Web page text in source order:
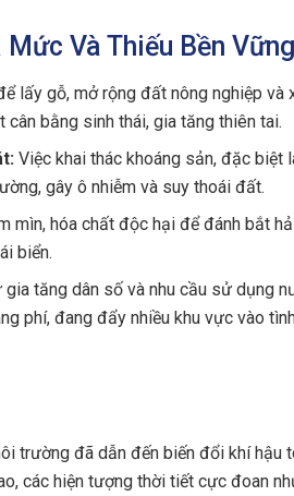
Và Thiếu Bền Vững
lấy gỗ, mở rộng đất nông nghiệp và
cân bằng sinh thái, gia tăng thiên tai.
Việc khai thác khoáng sản, đặc biệt
gây ô nhiễm và suy thoái đất.
mìn, hóa chất độc hại để đánh bắt
biển.
gia tăng dân số và nhu cầu sử dụng
phí, đang đẩy nhiều khu vực vào
trường đã dẫn đến biến đổi khí hậu
các hiện tượng thời tiết cực đoan